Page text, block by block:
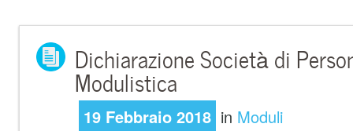
Dichiarazione Società di
Modulistica
19 Febbraio 2018 in Moduli